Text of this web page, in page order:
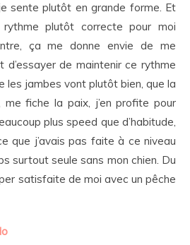
sente plutôt en grande forme. Et
plutôt correcte pour moi
ça me donne envie de me
d’essayer de maintenir ce rythme
les jambes vont plutôt bien, que la
me fiche la paix, j’en profite pour
plus speed que d’habitude,
que j’avais pas faite à ce niveau
surtout seule sans mon chien. Du
satisfaite de moi avec un pêche